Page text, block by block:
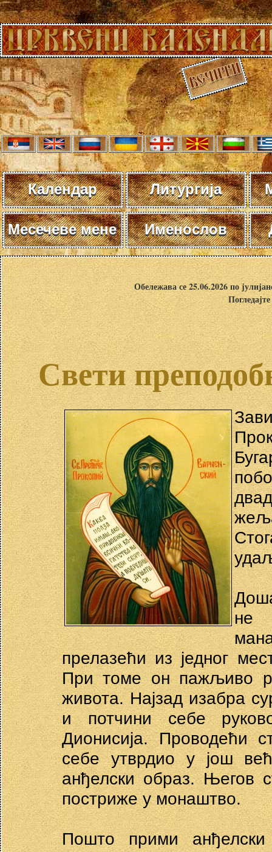
Календар Литургија
Месечеве мене Именослов
Обележава се 25.06.2026 по
Свети
не
прелазећи из једног
При томе он пажљиво
живота. Најзад изабра
и потчини себе
Дионисија. Проводећи
себе утврдио у још
анђелски образ. Његов
постриже у монаштво.
Пошто прими